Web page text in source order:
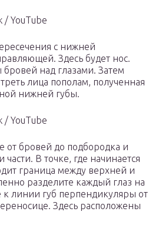
/ YouTube
с нижней
Здесь будет нос.
бровей над глазами. Затем
лица пополам, полученная
нижней губы.
/ YouTube
от бровей до подбородка и
части. В точке, где начинается
граница между верхней и
разделите каждый глаз на
к линии губ перпендикуляры от
Здесь расположены